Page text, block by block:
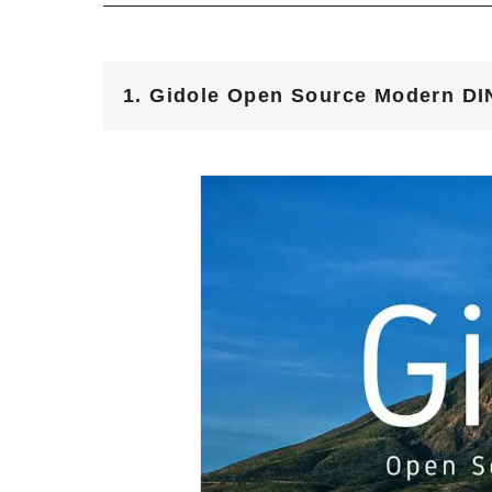
1. Gidole Open Source Modern